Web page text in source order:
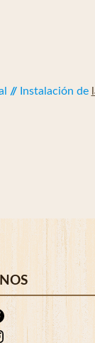
//Instalación de
Facebook
Instagram